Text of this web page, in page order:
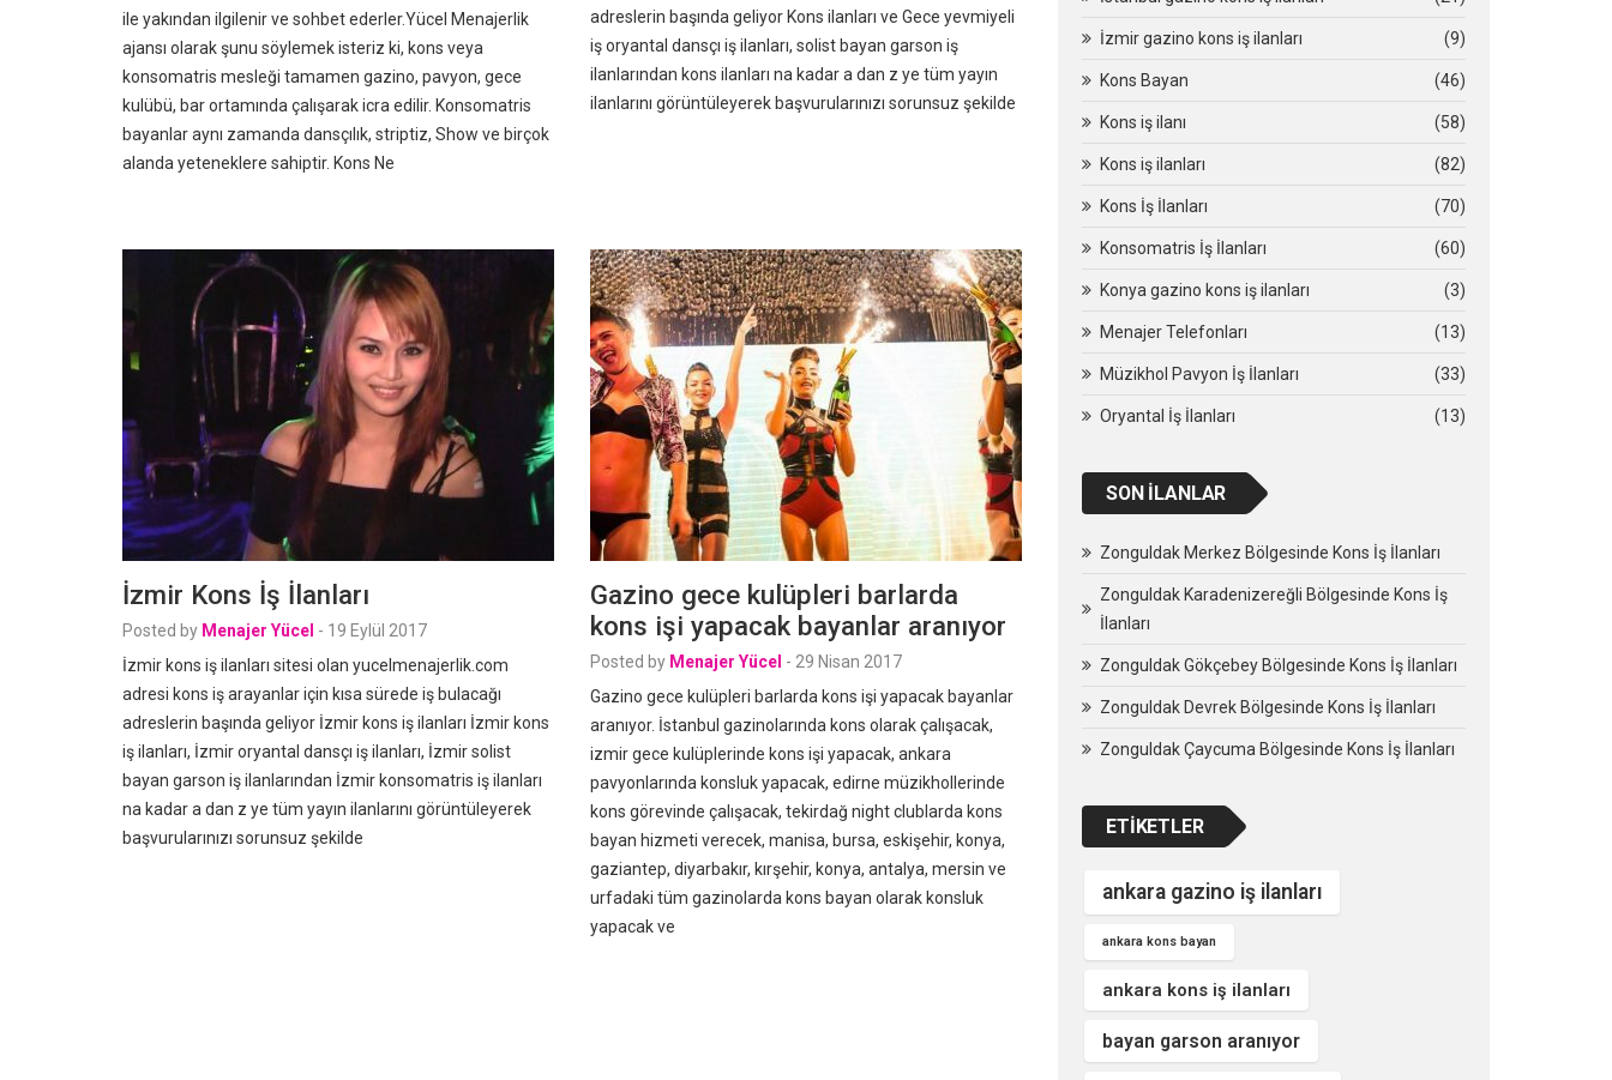
ile yakından ilgilenir ve sohbet ederler.Yücel Menajerlik
ajansı olarak şunu söylemek isteriz ki, kons veya
konsomatris mesleği tamamen gazino, pavyon, gece
kulübü, bar ortamında çalışarak icra edilir. Konsomatris
bayanlar aynı zamanda dansçılık, striptiz, Show ve birçok
alanda yeteneklere sahiptir. Kons Ne
adreslerin başında geliyor Kons ilanları ve Gece yevmiyeli
iş oryantal dansçı iş ilanları, solist bayan garson iş
ilanlarından kons ilanları na kadar a dan z ye tüm yayın
ilanlarını görüntüleyerek başvurularınızı sorunsuz şekilde
İzmir Kons İş İlanları
Posted by Menajer Yücel - 19 Eylül 2017
İzmir kons iş ilanları sitesi olan yucelmenajerlik.com
adresi kons iş arayanlar için kısa sürede iş bulacağı
adreslerin başında geliyor İzmir kons iş ilanları İzmir kons
iş ilanları, İzmir oryantal dansçı iş ilanları, İzmir solist
bayan garson iş ilanlarından İzmir konsomatris iş ilanları
na kadar a dan z ye tüm yayın ilanlarını görüntüleyerek
başvurularınızı sorunsuz şekilde
Gazino gece kulüpleri barlarda
kons işi yapacak bayanlar aranıyor
Posted by Menajer Yücel - 29 Nisan 2017
Gazino gece kulüpleri barlarda kons işi yapacak bayanlar
aranıyor. İstanbul gazinolarında kons olarak çalışacak,
izmir gece kulüplerinde kons işi yapacak, ankara
pavyonlarında konsluk yapacak, edirne müzikhollerinde
kons görevinde çalışacak, tekirdağ night clublarda kons
bayan hizmeti verecek, manisa, bursa, eskişehir, konya,
gaziantep, diyarbakır, kırşehir, konya, antalya, mersin ve
urfadaki tüm gazinolarda kons bayan olarak konsluk
yapacak ve
İzmir gazino kons iş ilanları (9)
Kons Bayan (46)
Kons iş ilanı (58)
Kons iş ilanları (82)
Kons İş İlanları (70)
Konsomatris İş İlanları (60)
Konya gazino kons iş ilanları (3)
Menajer Telefonları (13)
Müzikhol Pavyon İş İlanları (33)
Oryantal İş İlanları (13)
SON İLANLAR
Zonguldak Merkez Bölgesinde Kons İş İlanları
Zonguldak Karadenizereğli Bölgesinde Kons İş
İlanları
Zonguldak Gökçebey Bölgesinde Kons İş İlanları
Zonguldak Devrek Bölgesinde Kons İş İlanları
Zonguldak Çaycuma Bölgesinde Kons İş İlanları
ETIKETLER
ankara gazino iş ilanları
ankara kons bayan
ankara kons iş ilanları
bayan garson aranıyor